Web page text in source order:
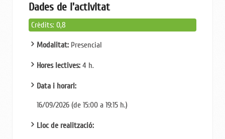
Dades de l'activitat
Crèdits: 0,8
Modalitat: Presencial
Hores lectives: 4 h.
Data i horari:
16/09/2026 (de 15:00 a 19:15 h.)
Lloc de realització: